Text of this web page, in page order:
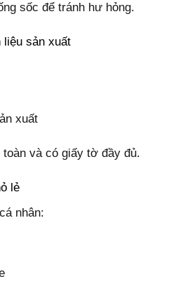
sốc để tránh hư hỏng.
liệu sản xuất
xuất
toàn và có giấy tờ đầy đủ.
lẻ
nhân: